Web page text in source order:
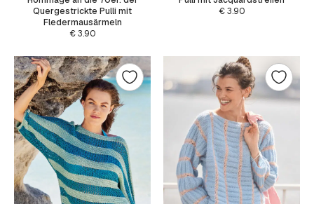
Quergestrickte Pulli mit
Fledermausärmeln
€3.90
€3.90